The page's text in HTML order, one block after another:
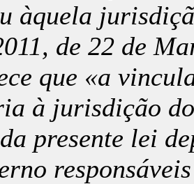
àquela
de 22 de
que «a
à jurisdição
presente lei